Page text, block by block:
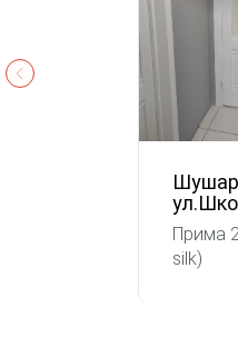
Прима
silk)